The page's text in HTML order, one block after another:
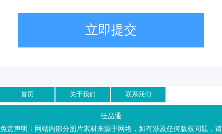
立即提交
首页 关于我们 联系我们
佳品通
免责声明：网站内部分图片素材来源于网络，如有涉及任何版权问题，请